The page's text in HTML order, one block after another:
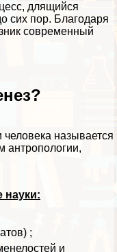
длящийся
сих пор. Благодаря
современный
называется
антропологии,
науки:
;
и